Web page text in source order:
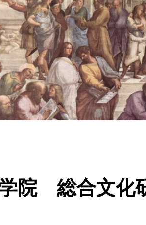
院 総合文化